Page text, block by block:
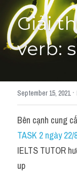
Phrase
Phrasal Verb
Idioms
Idioms trái
Antonym
Idiom
Grammar
Giải
verb:
September 15, 2021·
Bên cạnh cung
TASK 2 ngày
IELTS TUTOR
up